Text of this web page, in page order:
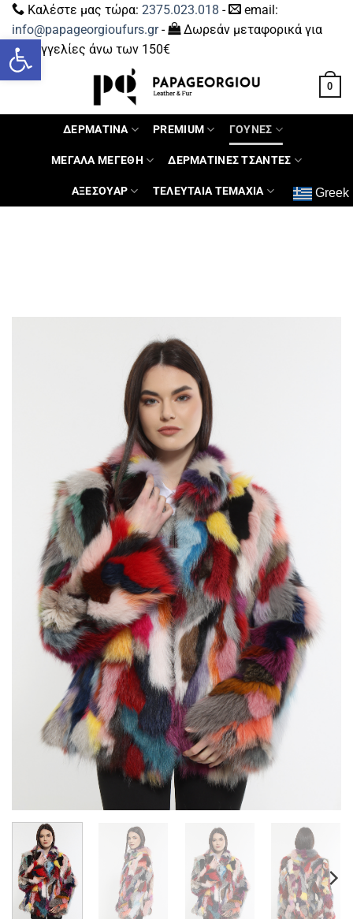
Ανοίξτε τη γραμμή εργαλείων
Καλέστε μας τώρα: 2375.023.018 -
email:
info@papageorgioufurs.gr-
Δωρεάν μεταφορικά για
παραγγελίες άνω των 150€
0
ΔΕΡΜΑΤΙΝΑ PREMIUM ΓΟΥΝΕΣ
ΜΕΓΑΛΑ ΜΕΓΕΘΗ ΔΕΡΜΑΤΙΝΕΣ ΤΣΑΝΤΕΣ
ΑΞΕΣΟΥΑΡ ΤΕΛΕΥΤΑΙΑ ΤΕΜΑΧΙΑ Greek